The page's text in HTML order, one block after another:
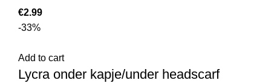
€2.99
-33%
Add to cart
Lycra onder kapje/under headscarf